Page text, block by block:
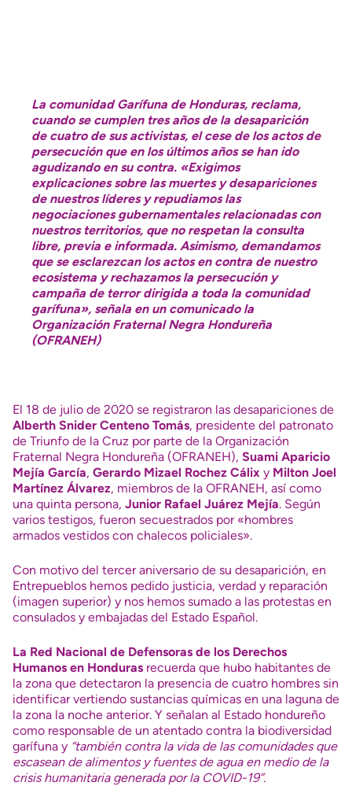
La comunidad Garífuna de Honduras, reclama,
cuando se cumplen tres años de la desaparición
de cuatro de sus activistas, el cese de los actos de
persecución que en los últimos años se han ido
agudizando en su contra. «Exigimos
explicaciones sobre las muertes y desapariciones
de nuestros líderes y repudiamos las
negociaciones gubernamentales relacionadas con
nuestros territorios, que no respetan la consulta
libre, previa e informada. Asimismo, demandamos
que se esclarezcan los actos en contra de nuestro
ecosistema y rechazamos la persecución y
campaña de terror dirigida a toda la comunidad
garífuna», señala en un comunicado la
Organización Fraternal Negra Hondureña
(OFRANEH)
El 18 de julio de 2020 se registraron las desapariciones de
Alberth Snider Centeno Tomás, presidente del patronato
de Triunfo de la Cruz por parte de la Organización
Fraternal Negra Hondureña (OFRANEH), Suami Aparicio
Mejía García, Gerardo Mizael Rochez Cálix y Milton Joel
Martínez Álvarez, miembros de la OFRANEH, así como
una quinta persona, Junior Rafael Juárez Mejía. Según
varios testigos, fueron secuestrados por «hombres
armados vestidos con chalecos policiales».
Con motivo del tercer aniversario de su desaparición, en
Entrepueblos hemos pedido justicia, verdad y reparación
(imagen superior) y nos hemos sumado a las protestas en
consulados y embajadas del Estado Español.
La Red Nacional de Defensoras de los Derechos
Humanos en Honduras recuerda que hubo habitantes de
la zona que detectaron la presencia de cuatro hombres sin
identificar vertiendo sustancias químicas en una laguna de
la zona la noche anterior. Y señalan al Estado hondureño
como responsable de un atentado contra la biodiversidad
garífuna y “también contra la vida de las comunidades que
escasean de alimentos y fuentes de agua en medio de la
crisis humanitaria generada por la COVID-19”.